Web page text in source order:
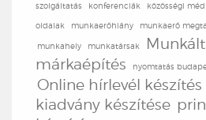
szolgáltatás konferenciák közösségi
oldalak munkaerőhiány munkaerő
munkahely munkatársak
márkaépítés
nyomtatás
Online hírlevél készítés
kiadvány készítése